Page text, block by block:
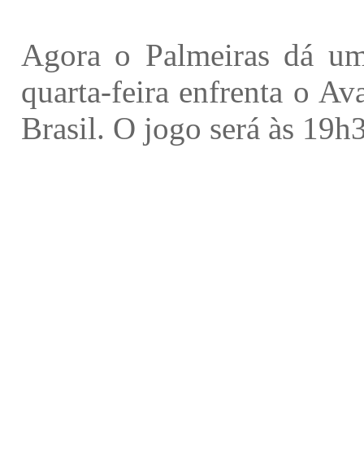
Agora o Palmeiras dá
quarta-feira enfrenta o
Brasil. O jogo será às